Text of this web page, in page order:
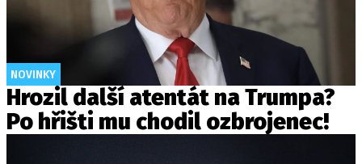
NOVINKY
Hrozil další atentát na Trumpa?
Po hřišti mu chodil ozbrojenec!